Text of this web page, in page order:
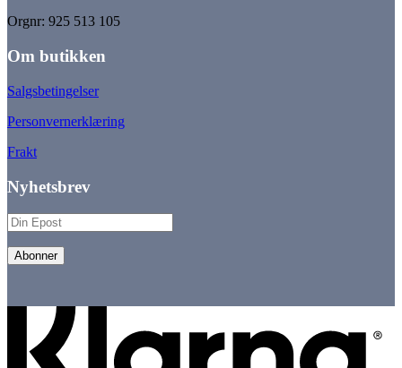
Orgnr: 925 513 105
Om butikken
Salgsbetingelser
Personvernerklæring
Frakt
Nyhetsbrev